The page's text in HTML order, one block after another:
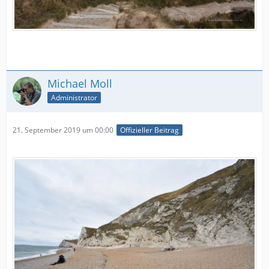
Michael Moll
Administrator
21. September 2019 um 00:00 Offizieller Beitrag